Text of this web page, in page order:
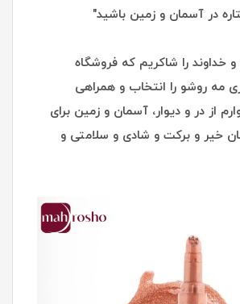
در آسمان و زمین باشید"
خداوند را شاکریم که فروشگاه
مه روشو را انتخاب و همراهی
از در و دیوار، آسمان و زمین برای
خیر و برکت و شادی و سلامتی و